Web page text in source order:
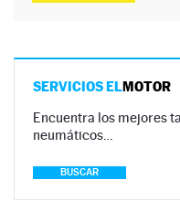
SERVICIOS ELMOTOR
Encuentra los mejores
neumáticos…
BUSCAR